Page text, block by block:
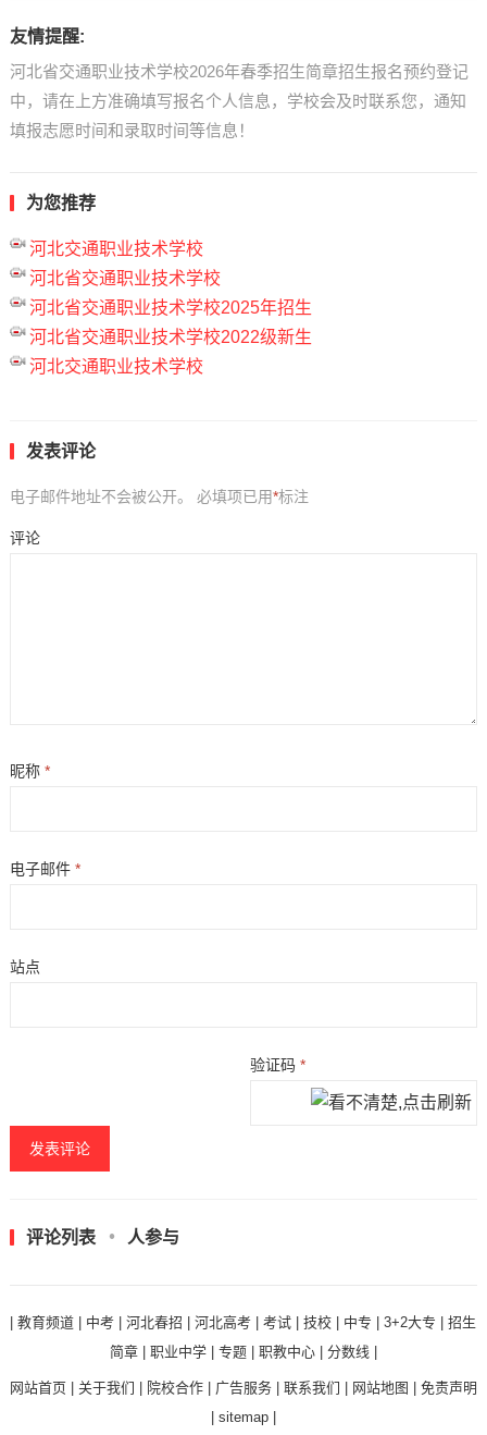
友情提醒:
河北省交通职业技术学校2026年春季招生简章招生报名预约登记
中，请在上方准确填写报名个人信息，学校会及时联系您，通知
填报志愿时间和录取时间等信息！
为您推荐
河北交通职业技术学校
河北省交通职业技术学校
河北省交通职业技术学校2025年招生
河北省交通职业技术学校2022级新生
河北交通职业技术学校
发表评论
电子邮件地址不会被公开。 必填项已用*标注
评论
昵称 *
电子邮件 *
站点
验证码*
评论列表 人参与
|教育频道 中考 |河北春招 |河北高考 |考试 |技校 中专 |3+2大专 |招生
简章| 职业中学| 专题| 职教中心| 分数线|
网站首页| 关于我们 院校合作| 广告服务| 联系我们 网站地图
免责声明
sitemap|